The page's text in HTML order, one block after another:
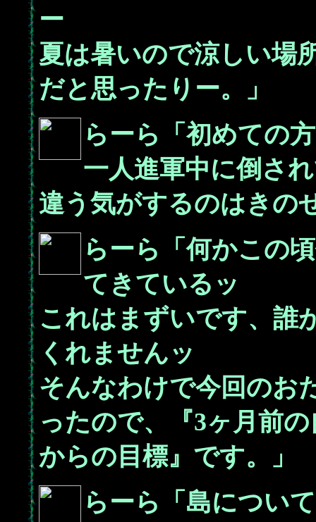
ー
夏は暑いので涼しい場
だと思ったりー。」
らーら「初めての
一人進軍中に倒さ
違う気がするのはきの
らーら「何かこの
てきているッ
これはまずいです、誰
くれませんッ
そんなわけで今回のお
ったので、『3ヶ月前
からの目標』です。」
らーら「島につい